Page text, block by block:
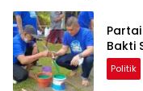
Bakti
Politik